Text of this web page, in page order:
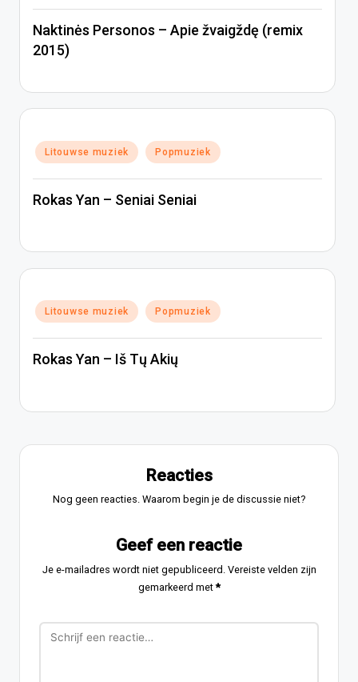
Naktinės Personos – Apie žvaigždę (remix
2015)
Geplaatst
in
Litouwse muziek Popmuziek
Rokas Yan – Seniai Seniai
Geplaatst
in
Litouwse muziek Popmuziek
Rokas Yan – Iš Tų Akių
Reacties
Nog geen reacties. Waarom begin je de discussie niet?
Geef een reactie
Je e-mailadres wordt niet gepubliceerd. Vereiste velden zijn
gemarkeerd met*